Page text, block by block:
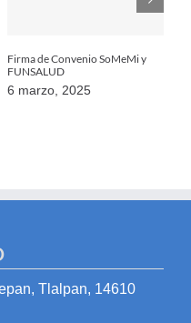
Firma de Convenio SoMeMi y
FUNSALUD
6 marzo, 2025
Tlalpan, 14610